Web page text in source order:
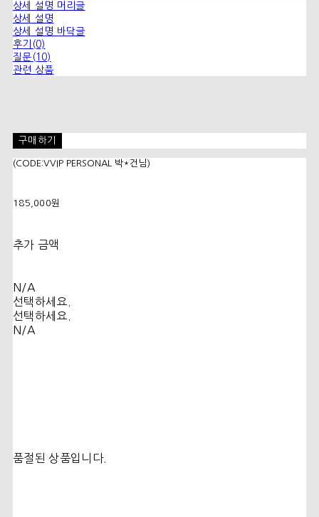
상세 설명 머리글
상세 설명
상세 설명 바닥글
후기(0)
질문(10)
관련 상품
구매하기
(CODE:VVIP PERSONAL 박*건님)
185,000원
추가 금액
N/A
선택하세요.
선택하세요.
N/A
품절된 상품입니다.